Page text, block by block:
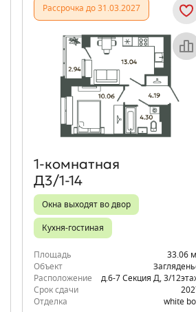
Рассрочка до 31.03.2027
Объект месяца
1‑комнатная
Д3/1-14
Окна выходят во двор
Кухня-гостиная
Площадь 33.06 м
Объект
Расположение
д.6-7 Секция Д 3/12
Срок сдачи
Отделка
white